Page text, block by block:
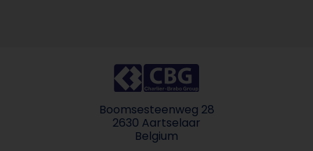
Boomsesteenweg 28
2630 Aartselaar
Belgium